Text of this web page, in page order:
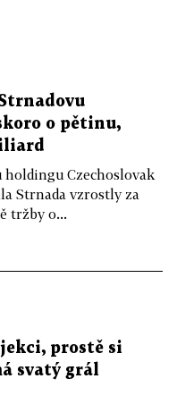
o pětinu,
Czechoslovak
Strnada vzrostly za
tržby o...
prostě si
svatý grál